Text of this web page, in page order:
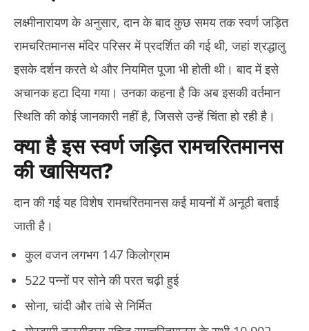
लक्ष्मीनारायण के अनुसार, दान के बाद कुछ समय तक स्वर्ण जड़ित
रामचरितमानस मंदिर परिसर में प्रदर्शित की गई थी, जहां श्रद्धालु
इसके दर्शन करते थे और नियमित पूजा भी होती थी। बाद में इसे
अचानक हटा दिया गया। उनका कहना है कि अब इसकी वर्तमान
स्थिति की कोई जानकारी नहीं है, जिससे उन्हें चिंता हो रही है।
क्या है इस स्वर्ण जड़ित रामचरितमानस
की खासियत?
दान की गई यह विशेष रामचरितमानस कई मायनों में अनूठी बताई
जाती है।
कुल वजन लगभग 147 किलोग्राम
522 पन्नों पर सोने की परत चढ़ी हुई
सोना, चांदी और तांबे से निर्मित